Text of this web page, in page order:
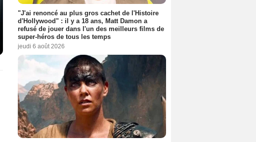
"J'ai renoncé au plus gros cachet de l'Histoire
d'Hollywood" : il y a 18 ans, Matt Damon a
refusé de jouer dans l'un des meilleurs films de
super-héros de tous les temps
jeudi 6 août 2026